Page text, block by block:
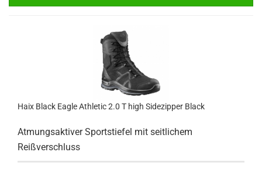
Haix Black Eagle Athletic 2.0 T high Sidezipper Black
Atmungsaktiver Sportstiefel mit seitlichem
Reißverschluss